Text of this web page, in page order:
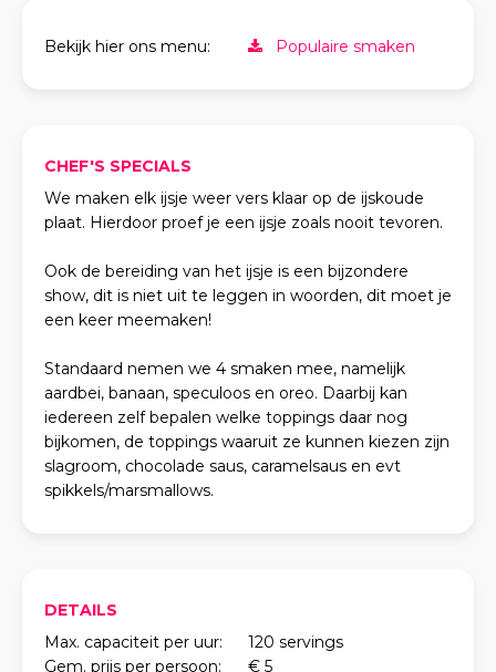
Bekijk hier ons menu: Populaire smaken
CHEF'S SPECIALS
We maken elk ijsje weer vers klaar op de ijskoude
plaat. Hierdoor proef je een ijsje zoals nooit tevoren.
Ook de bereiding van het ijsje is een bijzondere
show, dit is niet uit te leggen in woorden, dit moet je
een keer meemaken!
Standaard nemen we 4 smaken mee, namelijk
aardbei, banaan, speculoos en oreo. Daarbij kan
iedereen zelf bepalen welke toppings daar nog
bijkomen, de toppings waaruit ze kunnen kiezen zijn
slagroom, chocolade saus, caramelsaus en evt
spikkels/marsmallows.
DETAILS
Max. capaciteit per uur:
120 servings
Gem. prijs per persoon:
€ 5